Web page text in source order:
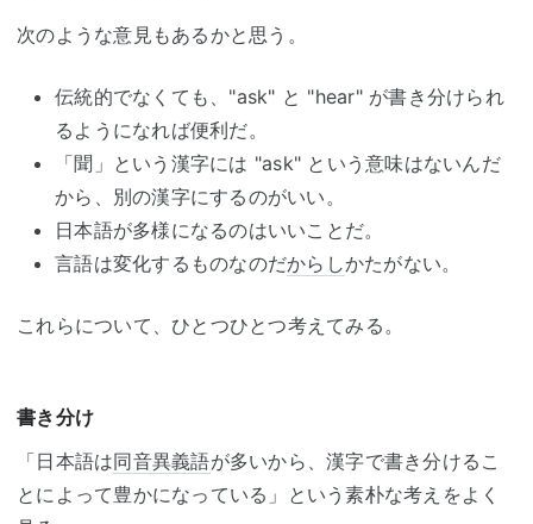
次のような意見もあるかと思う。
伝統的でなくても、"ask" と "hear" が書き分けられ
るようになれば便利だ。
「聞」という漢字には "ask" という意味はないんだ
から、別の漢字にするのがいい。
日本語が多様になるのはいいことだ。
言語は変化するものなのだからしかたがない。
これらについて、ひとつひとつ考えてみる。
書き分け
「日本語は同音異義語が多いから、漢字で書き分けるこ
とによって豊かになっている」という素朴な考えをよく